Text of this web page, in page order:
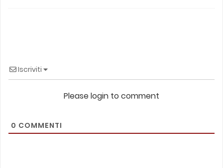
Iscriviti
Please login to comment
0 COMMENTI